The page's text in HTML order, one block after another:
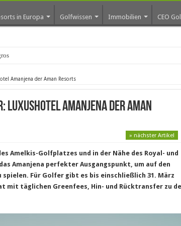
in Europa Golfwissen Immobilien CEO
erste Golf-Community weiter
Amanjena der Aman Resorts
Amanjena der Aman
» nächster Artikel
Amelkis-Golfplatzes und in der Nähe des Royal- und
Amanjena perfekter Ausgangspunkt, um auf den
Für Golfer gibt es bis einschließlich 31. März
mit täglichen Greenfees, Hin- und Rücktransfer zu